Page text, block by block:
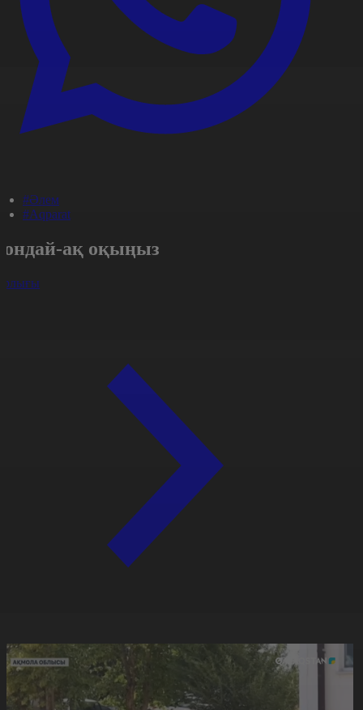
#Әлем
#Aqparat
ақ оқыңыз